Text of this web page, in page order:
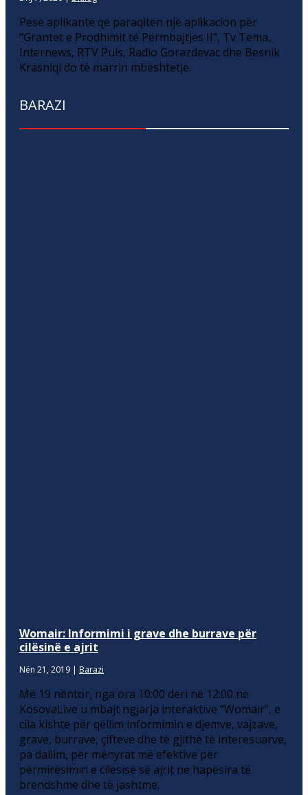
Pesë aplikantë që paraqitën një aplikacion për
“Grantet e Prodhimit të Përmbajtjes II”, Tv Tema,
Internews, RTV Puls, Radio Gorazdevac dhe Besnik
Krasniqi do të marrin mbështetje.
BARAZI
Womair: Informimi i grave dhe burrave për
cilësinë e ajrit
Nën 21, 2019 | Barazi
Më 19 nëntor, nga ora 10:00 deri në 12:00 në
KosovaLive u mbajt ngjarja interaktive “Womair”, e
cila kishte për qëllim informimin e djemve, vajzave,
grave, burrave, çifteve dhe të gjithë të interesuarve,
pa dallim, për mënyrat më efektive për
përmirësimin e cilësisë së ajrit në hapësira të
brendshme dhe të jashtme.